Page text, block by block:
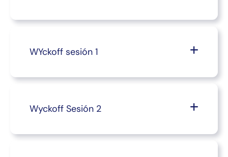
WYckoff sesión 1
Wyckoff Sesión 2